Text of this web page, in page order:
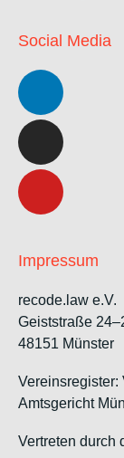
Social Media
Impressum
recode.law e.V.
Geiststraße
48151 Münster
Vereinsregister:
Amtsgericht
Vertreten durch